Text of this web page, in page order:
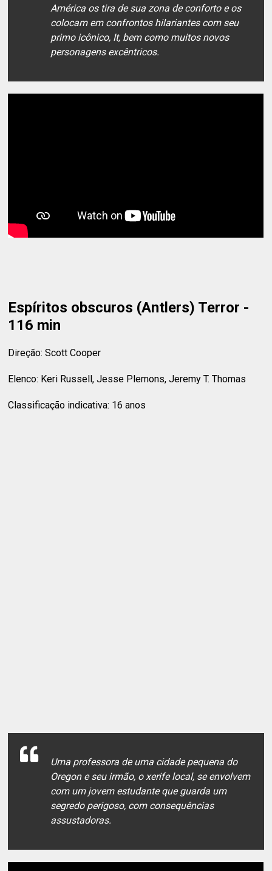
América os tira de sua zona de conforto e os
colocam em confrontos hilariantes com seu
primo icônico, It, bem como muitos novos
personagens excêntricos.
Espíritos obscuros (Antlers) Terror -
116 min
Direção: Scott Cooper
Elenco: Keri Russell, Jesse Plemons, Jeremy T. Thomas
Classificação indicativa: 16 anos
Uma professora de uma cidade pequena do
Oregon e seu irmão, o xerife local, se envolvem
com um jovem estudante que guarda um
segredo perigoso, com consequências
assustadoras.